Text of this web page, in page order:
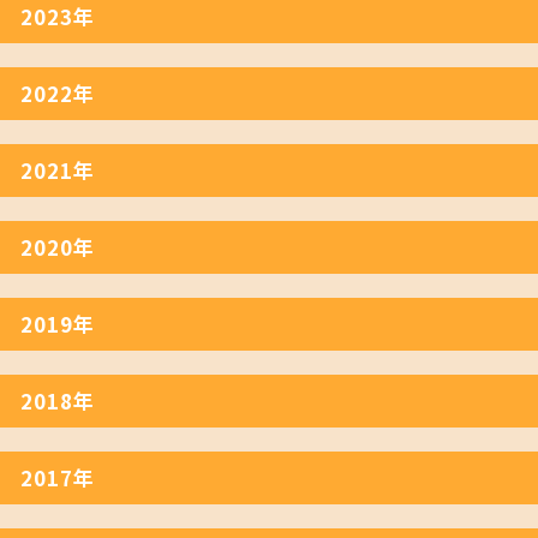
2023年
2022年
2021年
2020年
2019年
2018年
2017年